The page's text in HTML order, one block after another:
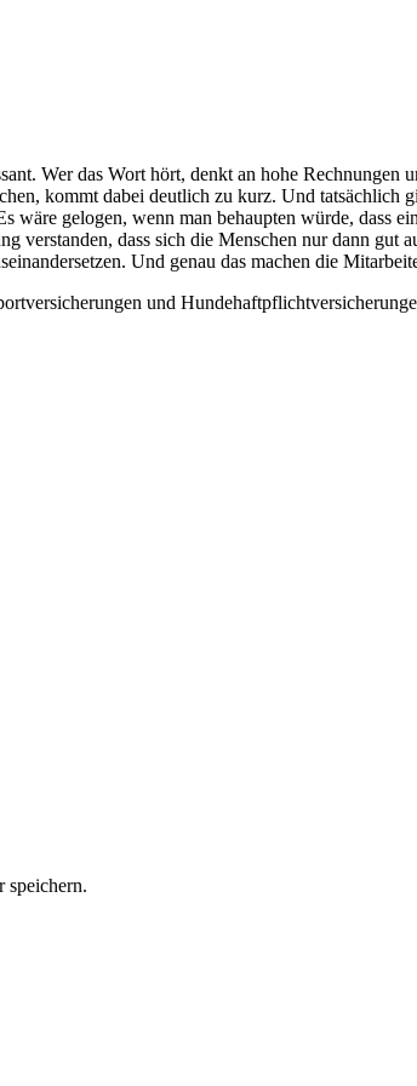
Wer das Wort hört, denkt an hohe Rechnungen
kommt dabei deutlich zu kurz. Und tatsächlich
gelogen, wenn man behaupten würde, dass
dass sich die Menschen nur dann gut
Und genau das machen die
und
speichern.